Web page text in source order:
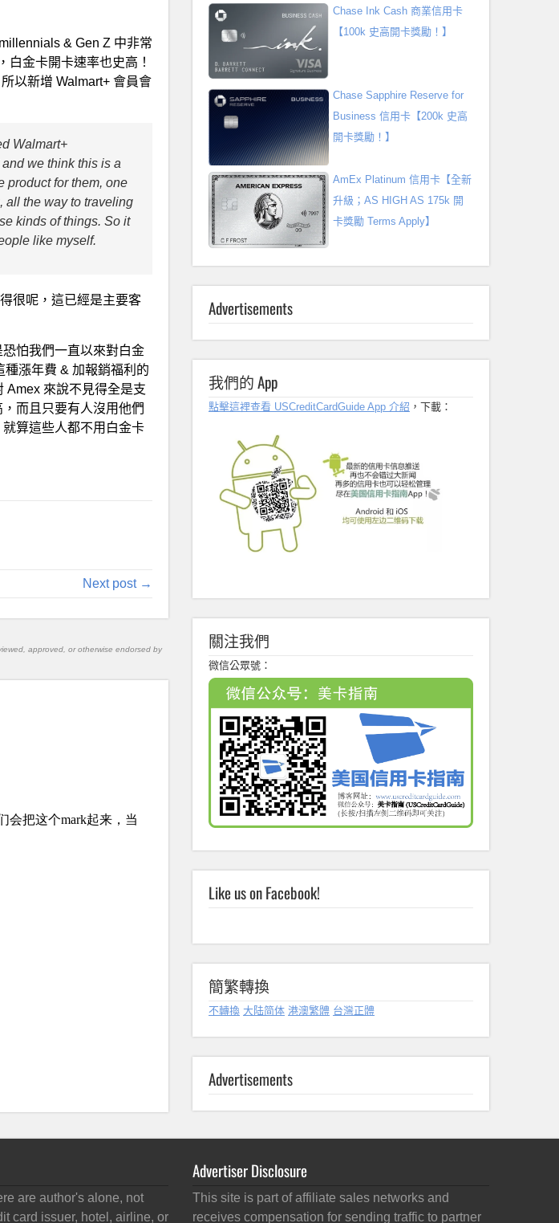
& Gen Z 中非常
白金卡開卡速率也史高！
以新增 Walmart+ 會員會
Walmart+
we think this is a
product for them, one
all the way to traveling
kinds of things. So it
like myself.
很呢，這已經是主要客
怕我們一直以來對白金
漲年費 & 加報銷福利的
Amex 來說不見得全是支
而且只要有人沒用他們
算這些人都不用白金卡
Next post →
approved, or otherwise endorsed by
Chase Ink Cash 商業信用卡
【100k 史高開卡獎勵！】
Chase Sapphire Reserve for
Business 信用卡【200k 史高
開卡獎勵！】
AmEx Platinum 信用卡【全新
升級；AS HIGH AS 175k 開
卡獎勵 Terms Apply】
Advertisements
我們的 App
點擊這裡查看 USCreditCardGuide App 介紹 ，下載：
關注我們
微信公眾號：
Like us on Facebook!
簡繁轉換
不轉換 大陆简体 港澳繁體 台灣正體
Advertisements
are author's alone, not
card issuer, hotel, airline, or
Advertiser Disclosure
This site is part of affiliate sales networks and
receives compensation for sending traffic to partner